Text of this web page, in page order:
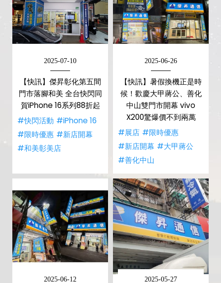
2025-07-10
【快訊】傑昇彰化第五間
門市落腳和美 全台快閃同
賀iPhone 16系列88折起
#快閃活動 #iPhone 16
#限時優惠 #新店開幕
#和美彰美店
2025-06-26
【快訊】暑假換機正是時
候！歡慶大甲蔣公、善化
中山雙門市開幕 vivo
X200驚爆價不到兩萬
#展店 #限時優惠
#新店開幕 #大甲蔣公
#善化中山
2025-06-12 2025-05-27